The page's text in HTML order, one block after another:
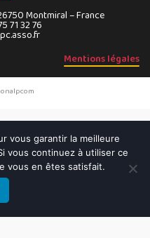
Montmiral – France
71 32 76
Mentions légales
vous garantir la meilleure
vous continuez à utiliser ce
vous en êtes satisfait.